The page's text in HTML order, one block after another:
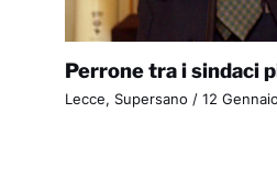
Perrone tra i sindaci
Lecce, Supersano / 12